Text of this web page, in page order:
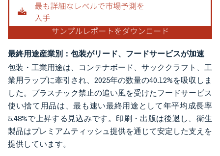
最終用途産業別：包装がリード、フードサービスが加速
包装・工業用途は、コンテナボード、サッククラフト、工
業用ラップに牽引され、2025年の数量の40.12%を吸収しま
した。プラスチック禁止の追い風を受けたフードサービス
使い捨て用品は、最も速い最終用途として年平均成長率
5.48%で上昇する見込みです。印刷・出版は後退し、衛生
製品はプレミアムティッシュ提供を通じて安定した支えを
提供しています。